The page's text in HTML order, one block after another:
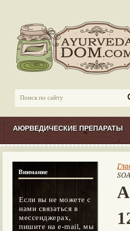
АЮРВЕДИЧЕСКИЕ ПРЕПАРАТЫ
Внимание
Если вы не можете с
нами связаться в
мессенджерах,
пишите на e-mail, мы